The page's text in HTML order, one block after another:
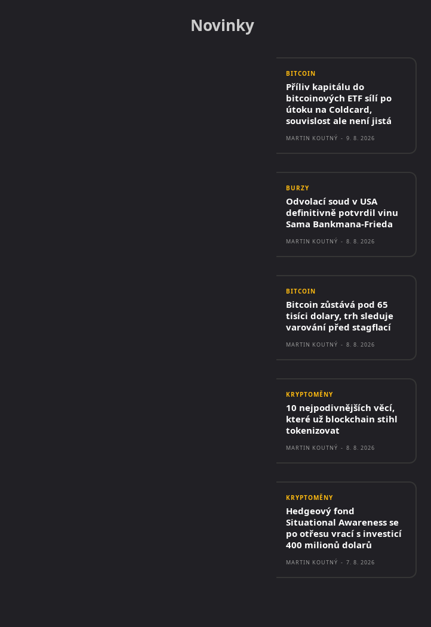
Novinky
BITCOIN
Příliv kapitálu do
bitcoinových ETF sílí po
útoku na Coldcard,
souvislost ale není jistá
MARTIN KOUTNÝ - 9. 8. 2026
BURZY
Odvolací soud v USA
definitivně potvrdil vinu
Sama Bankmana-Frieda
MARTIN KOUTNÝ - 8. 8. 2026
BITCOIN
Bitcoin zůstává pod 65
tisíci dolary, trh sleduje
varování před stagflací
MARTIN KOUTNÝ - 8. 8. 2026
KRYPTOMĚNY
10 nejpodivnějších věcí,
které už blockchain stihl
tokenizovat
MARTIN KOUTNÝ - 8. 8. 2026
KRYPTOMĚNY
Hedgeový fond
Situational Awareness se
po otřesu vrací s investicí
400 milionů dolarů
MARTIN KOUTNÝ - 7. 8. 2026